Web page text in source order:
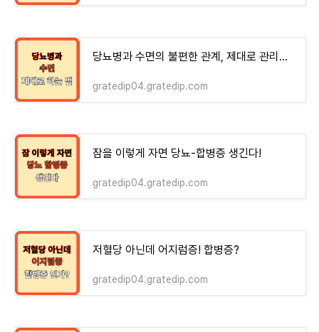
당뇨병과 수면의 불편한 관계, 제대로 관리하자
gratedip04.gratedip.com
잠을 이렇게 자면 당뇨-합병증 생긴다!
gratedip04.gratedip.com
저혈당 아닌데 어지럼증! 합병증?
gratedip04.gratedip.com